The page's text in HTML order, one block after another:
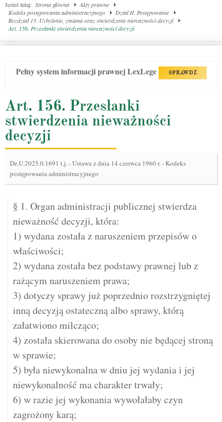
Jesteś tutaj: Strona główna
Akty prawne
Kodeks postępowania administracyjnego
Dział II. Postępowanie
Rozdział 13. Uchylenie, zmiana oraz stwierdzenie nieważności decyzji
Art. 156. Przesłanki stwierdzenia nieważności decyzji
Pełny system informacji prawnej LexLege SPRAWDŹ
Art. 156. Przesłanki
stwierdzenia nieważności
decyzji
Dz.U.2025.0.1691 t.j.-Ustawa z dnia 14 czerwca 1960 r. - Kodeks
postępowania administracyjnego
§ 1. Organ administracji publicznej stwierdza
nieważność decyzji, która:
1) wydana została z naruszeniem przepisów o
właściwości;
2) wydana została bez podstawy prawnej lub z
rażącym naruszeniem prawa;
3) dotyczy sprawy już poprzednio rozstrzygniętej
inną decyzją ostateczną albo sprawy, którą
załatwiono milcząco;
4) została skierowana do osoby nie będącej stroną
w sprawie;
5) była niewykonalna w dniu jej wydania i jej
niewykonalność ma charakter trwały;
6) w razie jej wykonania wywołałaby czyn
zagrożony karą;